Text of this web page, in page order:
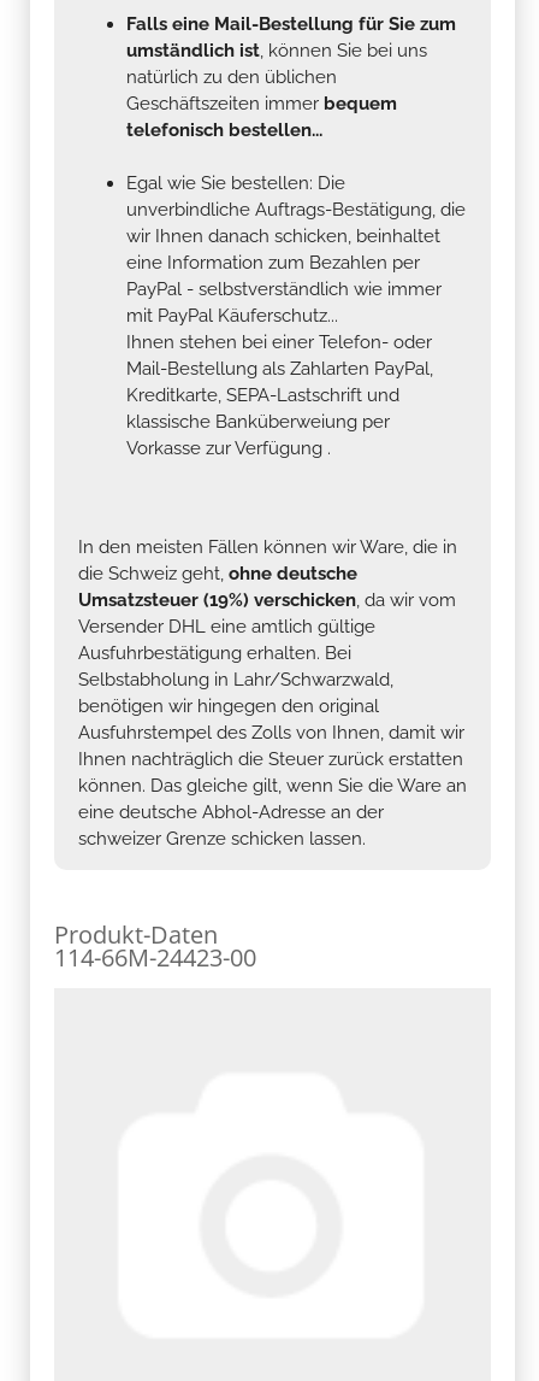
Falls eine Mail-Bestellung für Sie zum
umständlich ist, können Sie bei uns
natürlich zu den üblichen
Geschäftszeiten immer bequem
telefonisch bestellen...
Egal wie Sie bestellen: Die
unverbindliche Auftrags-Bestätigung, die
wir Ihnen danach schicken, beinhaltet
eine Information zum Bezahlen per
PayPal - selbstverständlich wie immer
mit PayPal Käuferschutz...
Ihnen stehen bei einer Telefon- oder
Mail-Bestellung als Zahlarten PayPal,
Kreditkarte, SEPA-Lastschrift und
klassische Banküberweiung per
Vorkasse zur Verfügung .
In den meisten Fällen können wir Ware, die in
die Schweiz geht, ohne deutsche
Umsatzsteuer (19%) verschicken, da wir vom
Versender DHL eine amtlich gültige
Ausfuhrbestätigung erhalten. Bei
Selbstabholung in Lahr/Schwarzwald,
benötigen wir hingegen den original
Ausfuhrstempel des Zolls von Ihnen, damit wir
Ihnen nachträglich die Steuer zurück erstatten
können. Das gleiche gilt, wenn Sie die Ware an
eine deutsche Abhol-Adresse an der
schweizer Grenze schicken lassen.
Produkt-Daten
114-66M-24423-00